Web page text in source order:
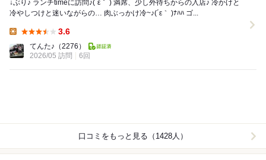
↓ぶり♪ ランチtimeに訪問♪(´ε｀ ) 満席、少し外待ちからの入店♪ 冷かけと
冷やしつけと迷いながらの… 肉ぶっかけ冷~♪(´ε｀ )ﾅﾊﾊ ゴ...
3.6
てんた♪ （2276）
2026/05 訪問
6回
口コミをもっと見る（1428人）